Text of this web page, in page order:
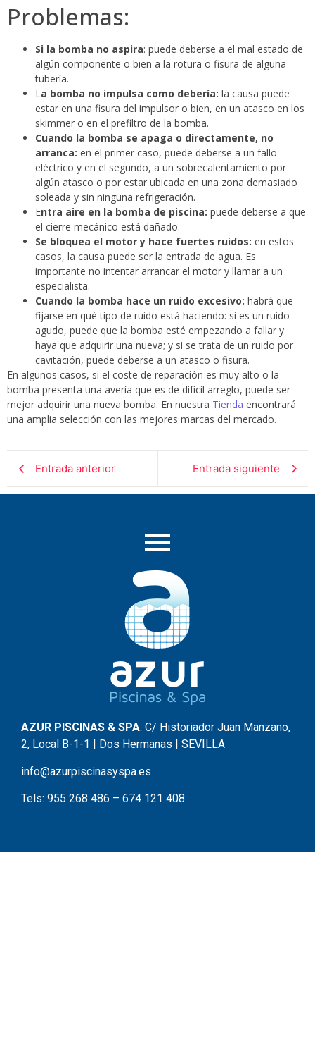
Problemas:
Si la bomba no aspira: puede deberse a el mal estado de
algún componente o bien a la rotura o fisura de alguna
tubería.
L a bomba no impulsa como debería: la causa puede
estar en una fisura del impulsor o bien, en un atasco en los
skimmer o en el prefiltro de la bomba.
Cuando la bomba se apaga o directamente, no
arranca: en el primer caso, puede deberse a un fallo
eléctrico y en el segundo, a un sobrecalentamiento por
algún atasco o por estar ubicada en una zona demasiado
soleada y sin ninguna refrigeración.
Entra aire en la bomba de piscina: puede deberse a que
el cierre mecánico está dañado.
Se bloquea el motor y hace fuertes ruidos: en estos
casos, la causa puede ser la entrada de agua. Es
importante no intentar arrancar el motor y llamar a un
especialista.
Cuando la bomba hace un ruido excesivo: habrá que
fijarse en qué tipo de ruido está haciendo: si es un ruido
agudo, puede que la bomba esté empezando a fallar y
haya que adquirir una nueva; y si se trata de un ruido por
cavitación, puede deberse a un atasco o fisura.
En algunos casos, si el coste de reparación es muy alto o la
bomba presenta una avería que es de difícil arreglo, puede ser
mejor adquirir una nueva bomba. En nuestra Tienda encontrará
una amplia selección con las mejores marcas del mercado.
Entrada anterior Entrada siguiente
AZUR PISCINAS & SPA. C/ Historiador Juan Manzano,
2, Local B-1-1 | Dos Hermanas | SEVILLA
info@azurpiscinasyspa.es
Tels: 955 268 486 – 674 121 408